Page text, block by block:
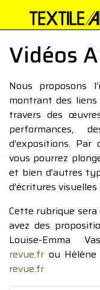
Vidéos
Nous proposons
montrant des
travers des
performances,
d’expositions.
vous pourrez
et bien d’autres
d’écritures
Cette rubrique sera
avez des
Louise-Emma
revue.fr ou Hélène
revue.fr